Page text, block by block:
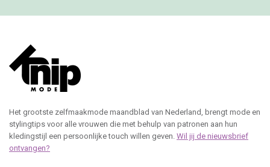
Het grootste zelfmaakmode maandblad van Nederland, brengt mode en
stylingtips voor alle vrouwen die met behulp van patronen aan hun
kledingstijl een persoonlijke touch willen geven. Wil jij de nieuwsbrief
ontvangen?